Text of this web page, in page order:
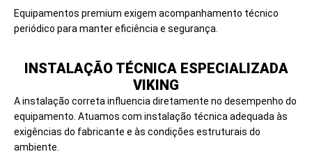
Equipamentos premium exigem acompanhamento técnico
periódico para manter eficiência e segurança.
INSTALAÇÃO TÉCNICA ESPECIALIZADA
VIKING
A instalação correta influencia diretamente no desempenho do
equipamento. Atuamos com instalação técnica adequada às
exigências do fabricante e às condições estruturais do
ambiente.